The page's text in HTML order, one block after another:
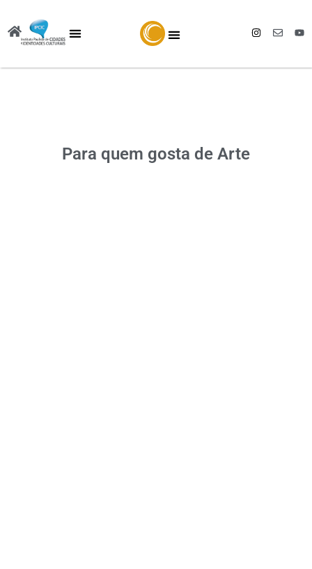
Para quem gosta de Arte